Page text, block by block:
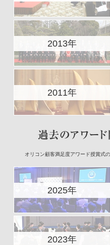
2013年
2011年
オリコン顧客満足度アワード授賞式
2025年
2023年